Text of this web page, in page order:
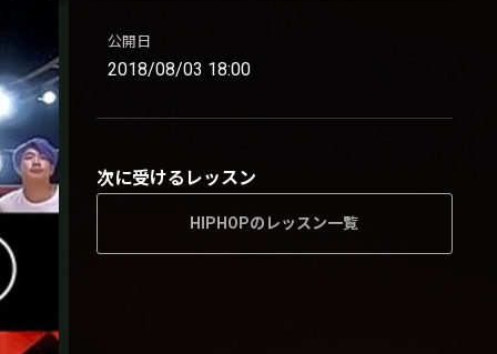
公開日
2018/08/03 18:00
次に受けるレッスン
HIPHOPのレッスン一覧